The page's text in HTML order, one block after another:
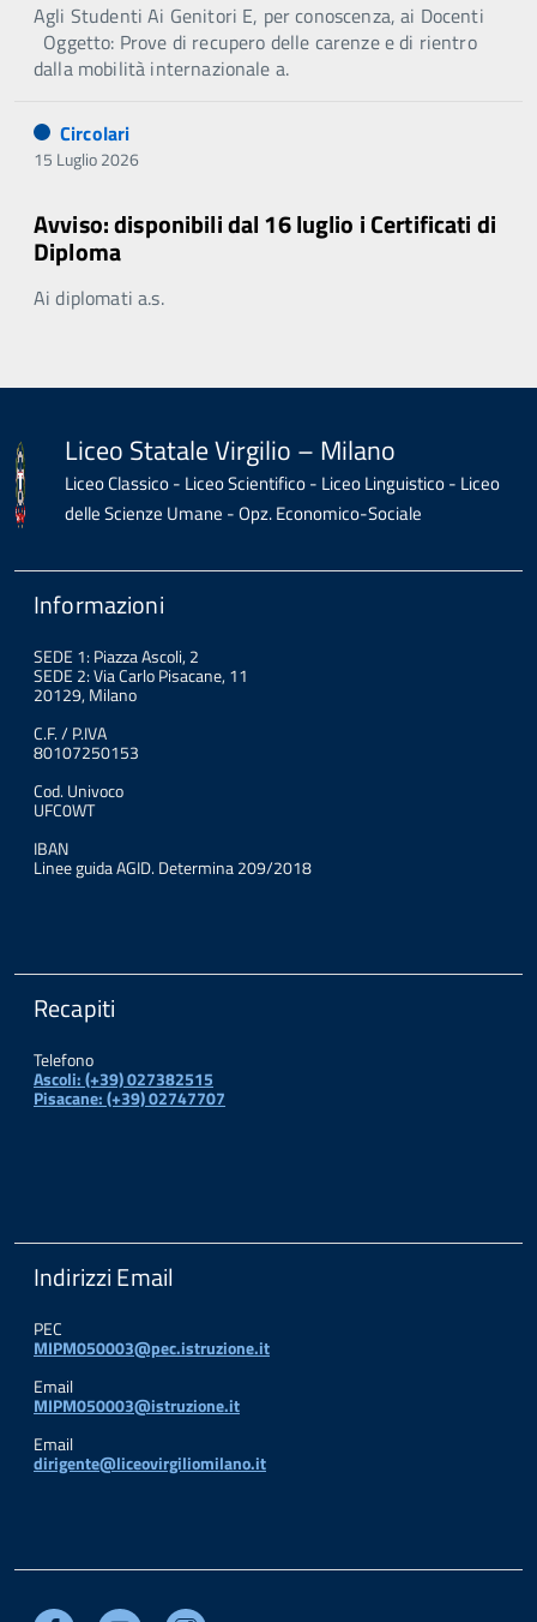
Agli Studenti Ai Genitori E, per conoscenza, ai Docenti
Oggetto: Prove di recupero delle carenze e di rientro
dalla mobilità internazionale a.
Circolari
15 Luglio 2026
Avviso: disponibili dal 16 luglio i Certificati di
Diploma
Ai diplomati a.s.
Liceo Statale Virgilio – Milano
Liceo Classico - Liceo Scientifico - Liceo Linguistico - Liceo
delle Scienze Umane - Opz. Economico-Sociale
Informazioni
SEDE 1: Piazza Ascoli, 2
SEDE 2: Via Carlo Pisacane, 11
20129, Milano
C.F. / P.IVA
80107250153
Cod. Univoco
UFC0WT
IBAN
Linee guida AGID. Determina 209/2018
Recapiti
Telefono
Ascoli: (+39) 027382515
Pisacane: (+39) 02747707
Indirizzi Email
PEC
MIPM050003@pec.istruzione.it
Email
MIPM050003@istruzione.it
Email
dirigente@liceovirgiliomilano.it